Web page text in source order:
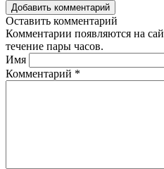
Добавить комментарий
Оставить комментарий
Комментарии появляются на
течение пары часов.
Имя
Комментарий *